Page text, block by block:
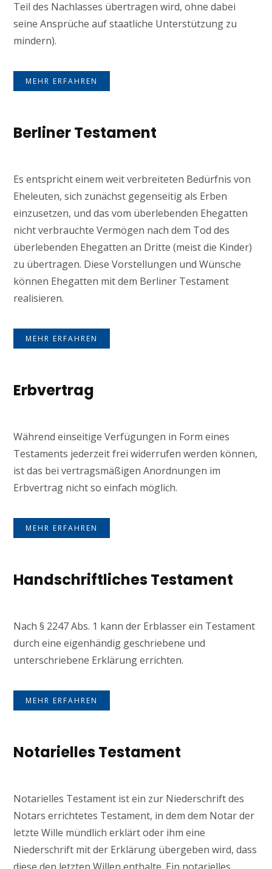
Teil des Nachlasses übertragen wird, ohne dabei
seine Ansprüche auf staatliche Unterstützung zu
mindern).
MEHR ERFAHREN
Berliner Testament
Es entspricht einem weit verbreiteten Bedürfnis von
Eheleuten, sich zunächst gegenseitig als Erben
einzusetzen, und das vom überlebenden Ehegatten
nicht verbrauchte Vermögen nach dem Tod des
überlebenden Ehegatten an Dritte (meist die Kinder)
zu übertragen. Diese Vorstellungen und Wünsche
können Ehegatten mit dem Berliner Testament
realisieren.
MEHR ERFAHREN
Erbvertrag
Während einseitige Verfügungen in Form eines
Testaments jederzeit frei widerrufen werden können,
ist das bei vertragsmäßigen Anordnungen im
Erbvertrag nicht so einfach möglich.
MEHR ERFAHREN
Handschriftliches Testament
Nach § 2247 Abs. 1 kann der Erblasser ein Testament
durch eine eigenhändig geschriebene und
unterschriebene Erklärung errichten.
MEHR ERFAHREN
Notarielles Testament
Notarielles Testament ist ein zur Niederschrift des
Notars errichtetes Testament, in dem dem Notar der
letzte Wille mündlich erklärt oder ihm eine
Niederschrift mit der Erklärung übergeben wird, dass